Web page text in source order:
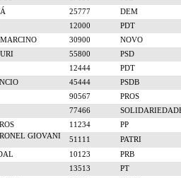
25777
DEM
12000
PDT
30900
NOVO
55800
PSD
12444
PDT
45444
PSDB
90567
PROS
77466
11234
PP
GIOVANI
51111
PATRI
10123
PRB
13513
PT